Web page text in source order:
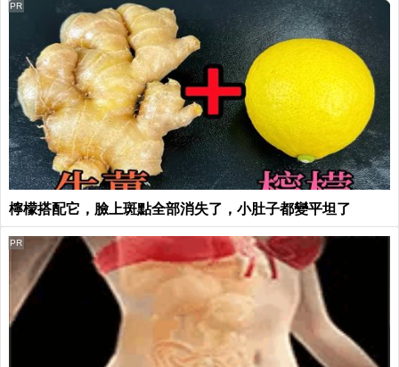
檸檬搭配它，臉上斑點全部消失了，小肚子都變平坦了
PR
PR